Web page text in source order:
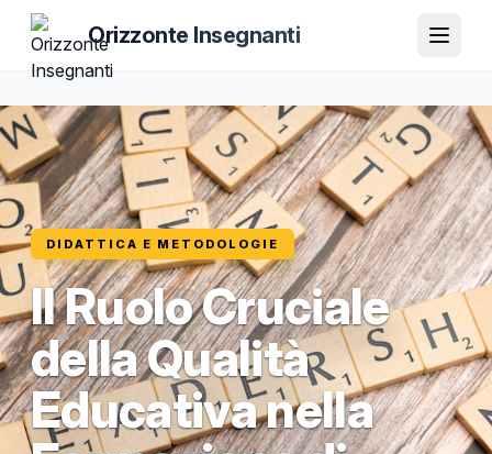
Orizzonte Insegnanti
DIDATTICA E METODOLOGIE
Il Ruolo Cruciale
della Qualità
Educativa nella